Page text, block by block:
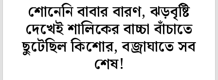
শোনেনি বাবার বারণ, ঝড়বৃষ্টি
দেখেই শালিকের বাচ্চা বাঁচাতে
ছুটেছিল কিশোর, বজ্রাঘাতে সব
শেষ!